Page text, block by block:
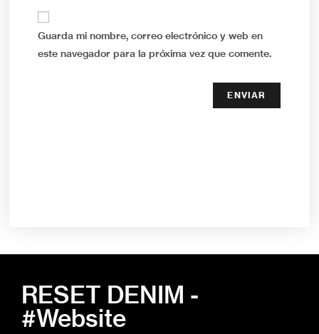
Guarda mi nombre, correo electrónico y web en
este navegador para la próxima vez que comente.
RESET DENIM -
#Website